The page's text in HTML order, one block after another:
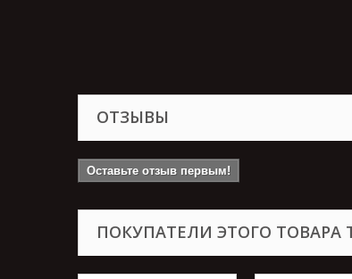
ОТЗЫВЫ
Оставьте отзыв первым!
ПОКУПАТЕЛИ ЭТОГО ТОВАРА